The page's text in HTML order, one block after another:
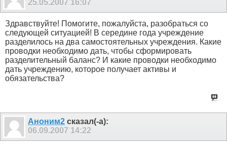
499 ₽
-15%
Отмена Оплатить
25.05.2007 16:07
Здравствуйте! Помогите, пожалуйста, разобраться со
следующей ситуацией! В середине года учреждение
разделилось на два самостоятельных учреждения. Какие
проводки необходимо дать, чтобы сформировать
разделительный баланс? И какие проводки необходимо
дать учреждению, которое получает активы и
обязательства?
Аноним2 сказал(-а):
06.09.2007 14:22